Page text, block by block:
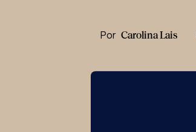
Por Carolina Lais